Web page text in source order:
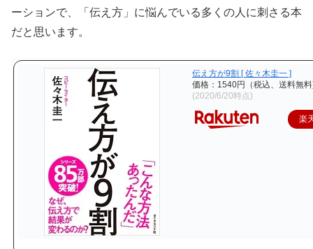
ーションで、「伝え方」に悩んでいる多くの人に刺さる本
だと思います。
伝え方が9割 [ 佐々木圭一 ]
価格：1540円（税込、送料無
(2020/6/20時点)
楽